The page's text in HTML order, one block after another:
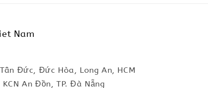
Nam
Đức, Đức Hòa, Long An, HCM
An Đồn, TP. Đà Nẵng